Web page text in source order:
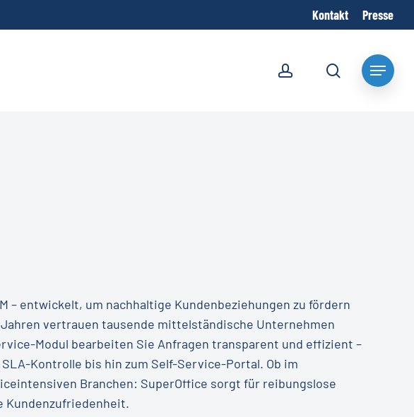
Kontakt Presse
Menu
search
– entwickelt, um nachhaltige Kundenbeziehungen zu fördern
vertrauen tausende mittelständische Unternehmen
Modul bearbeiten Sie Anfragen transparent und effizient –
Kontrolle bis hin zum Self-Service-Portal. Ob im
Branchen: SuperOffice sorgt für reibungslose
Kundenzufriedenheit.